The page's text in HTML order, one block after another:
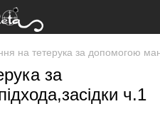
на тетерука за допомогою
за
ч.1